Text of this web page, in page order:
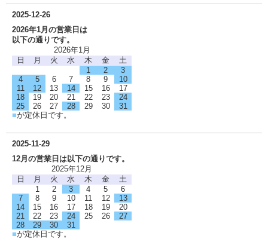
2025-12-26
2026年1月の営業日は
以下の通りです。
2026年1月
日
月 火 水 木 金
土
1
2
3
4
5 6 7 8 9
10
11
12 13 14 15 16
17
18
19 20 21 22 23
24
25
26 27 28 29 30
31
■が定休日です。
2025-11-29
12月の営業日は以下の通りです。
2025年12月
日
月 火 水 木 金
土
1
2 3 4 5
6
7
8 9 10 11 12
13
14
15 16 17 18 19
20
21
22 23 24 25 26
27
28
29 30
31
■が定休日です。